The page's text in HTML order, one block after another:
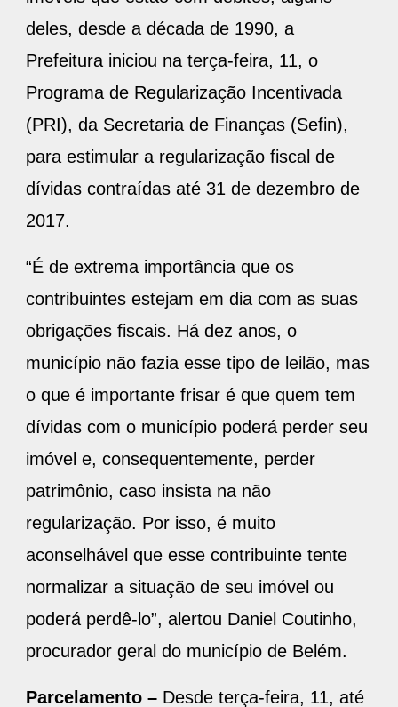
deles, desde a década de 1990, a
Prefeitura iniciou na terça-feira, 11, o
Programa de Regularização Incentivada
(PRI), da Secretaria de Finanças (Sefin),
para estimular a regularização fiscal de
dívidas contraídas até 31 de dezembro de
2017.
“É de extrema importância que os
contribuintes estejam em dia com as suas
obrigações fiscais. Há dez anos, o
município não fazia esse tipo de leilão, mas
o que é importante frisar é que quem tem
dívidas com o município poderá perder seu
imóvel e, consequentemente, perder
patrimônio, caso insista na não
regularização. Por isso, é muito
aconselhável que esse contribuinte tente
normalizar a situação de seu imóvel ou
poderá perdê-lo”, alertou Daniel Coutinho,
procurador geral do município de Belém.
Parcelamento – Desde terça-feira, 11, até